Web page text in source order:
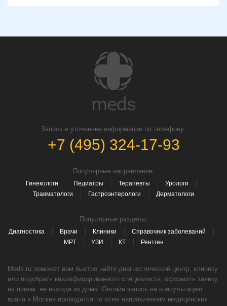
Запись и уточнение информации по телефону:
+7 (495) 324-17-93
Популярные направление:
Гинекологи Педиатры Терапевты
Урологи
Травматологи
Гастроэнтерологи Дерматологи
Популярные разделы:
Диагностика Врачи Клиники
Справочник заболеваний
МРТ
УЗИ КТ Рентген
Meds.ru поможет вам быстро найти диагностический центр, клинику
или подобрать квалифицированного специалиста, оформить заявку
на прием, не выходя из дома. Онлайн запись на консультацию
врача в Москве проводится по всем направлениям медицинских